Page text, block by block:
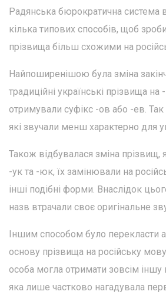
Радянська бюрократична система
кілька типових способів, щоб
прізвища більш схожими на
Найпоширенішою була зміна
традиційні українські прізвища на
отримували суфікс -ов або -ев.
які звучали менш характерно для
Також відбувалася зміна прізвищ,
-ук та -юк, їх замінювали на
інші подібні форми. Внаслідок
назв втрачали своє оригінальне
Іншим способом було перекласти
основу прізвища на російську
особа могла отримати зовсім іншу
яка лише частково нагадувала